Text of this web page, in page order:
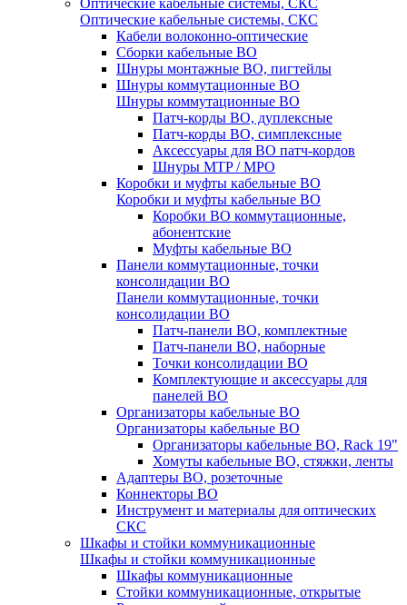
Оптические кабельные системы, СКС
Оптические кабельные системы, СКС
Кабели волоконно-оптические
Сборки кабельные ВО
Шнуры монтажные ВО, пигтейлы
Шнуры коммутационные ВО
Шнуры коммутационные ВО
Патч-корды ВО, дуплексные
Патч-корды ВО, симплексные
Аксессуары для ВО патч-кордов
Шнуры MTP / MPO
Коробки и муфты кабельные ВО
Коробки и муфты кабельные ВО
Коробки ВО коммутационные,
абонентские
Муфты кабельные ВО
Панели коммутационные, точки
консолидации ВО
Панели коммутационные, точки
консолидации ВО
Патч-панели ВО, комплектные
Патч-панели ВО, наборные
Точки консолидации ВО
Комплектующие и аксессуары для
панелей ВО
Организаторы кабельные ВО
Организаторы кабельные ВО
Организаторы кабельные ВО, Rack 19"
Хомуты кабельные ВО, стяжки, ленты
Адаптеры ВО, розеточные
Коннекторы ВО
Инструмент и материалы для оптических
СКС
Шкафы и стойки коммуникационные
Шкафы и стойки коммуникационные
Шкафы коммуникационные
Стойки коммуникационные, открытые